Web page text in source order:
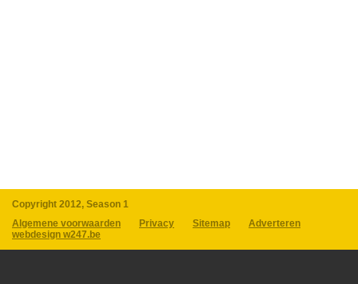
Copyright 2012, Season 1
Algemene voorwaarden
Privacy Sitemap
Adverteren
webdesign w247.be